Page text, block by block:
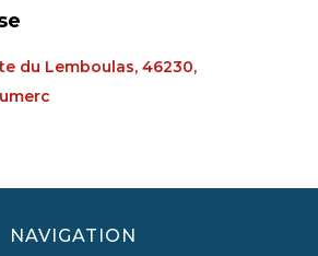
du Lemboulas, 46230,
NAVIGATION